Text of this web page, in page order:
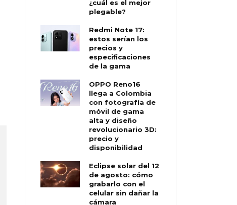
¿cuál es el mejor
plegable?
Redmi Note 17:
estos serían los
precios y
especificaciones
de la gama
OPPO Reno16
llega a Colombia
con fotografía de
móvil de gama
alta y diseño
revolucionario 3D:
precio y
disponibilidad
Eclipse solar del 12
de agosto: cómo
grabarlo con el
celular sin dañar la
cámara